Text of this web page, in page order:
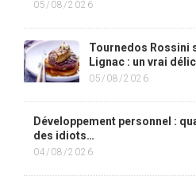
05/08/2026
Tournedos Rossini
Lignac : un vrai
05/08/2026
Développement personnel :
des idiots…
04/08/2026